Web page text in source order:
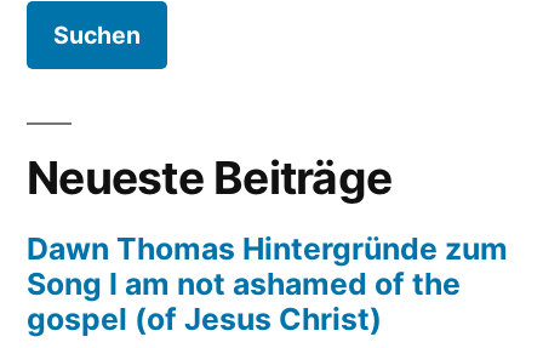
Neueste Beiträge
Dawn Thomas Hintergründe zum
Song I am not ashamed of the
gospel (of Jesus Christ)